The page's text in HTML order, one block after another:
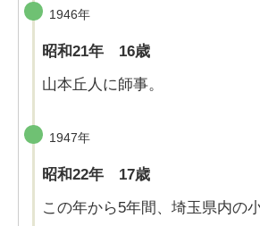
1946年
昭和21年 16歳
山本丘人に師事。
1947年
昭和22年 17歳
この年から5年間、埼玉県内の